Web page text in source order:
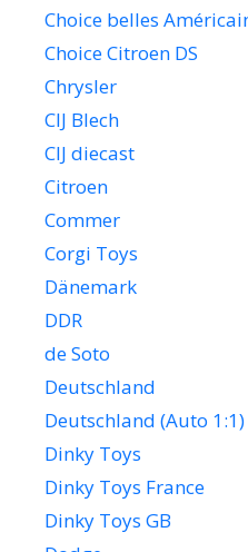
Choice belles
Choice Citroen DS
Chrysler
CIJ Blech
CIJ diecast
Citroen
Commer
Corgi Toys
Dänemark
DDR
de Soto
Deutschland
Deutschland (Auto 1:1)
Dinky Toys
Dinky Toys France
Dinky Toys GB